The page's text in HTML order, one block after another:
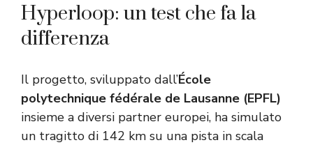
Hyperloop: un test che fa la
differenza
Il progetto, sviluppato dall’École
polytechnique fédérale de Lausanne (EPFL)
insieme a diversi partner europei, ha simulato
un tragitto di 142 km su una pista in scala